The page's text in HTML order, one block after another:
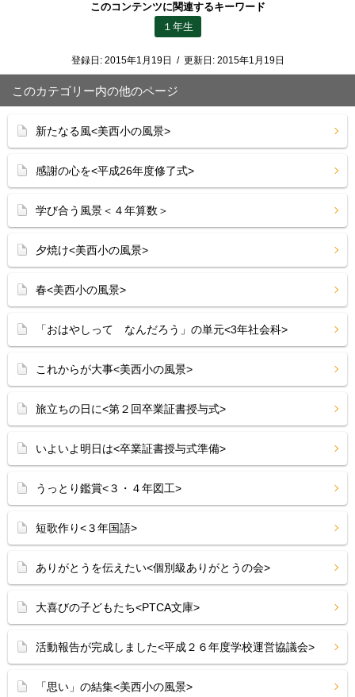
このコンテンツに関連するキーワード
１年生
登録日: 2015年1月19日 / 更新日: 2015年1月19日
このカテゴリー内の他のページ
新たなる風<美西小の風景>
感謝の心を<平成26年度修了式>
学び合う風景＜４年算数＞
夕焼け<美西小の風景>
春<美西小の風景>
「おはやしって なんだろう」の単元<3年社会科>
これからが大事<美西小の風景>
旅立ちの日に<第２回卒業証書授与式>
いよいよ明日は<卒業証書授与式準備>
うっとり鑑賞<３・４年図工>
短歌作り<３年国語>
ありがとうを伝えたい<個別級ありがとうの会>
大喜びの子どもたち<PTCA文庫>
活動報告が完成しました<平成２６年度学校運営協議会>
「思い」の結集<美西小の風景>